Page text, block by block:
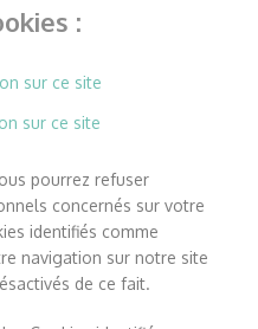
:
sur ce site
sur ce site
pourrez refuser
concernés sur votre
identifiés comme
navigation sur notre site
de ce fait.